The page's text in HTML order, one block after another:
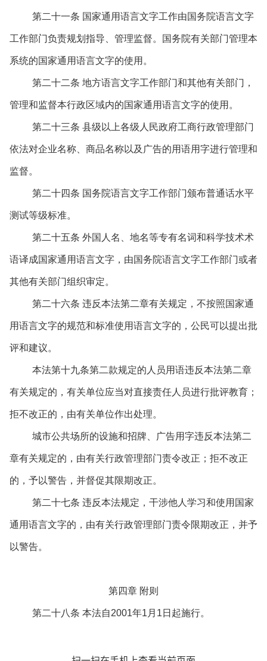
第二十一条 国家通用语言文字工作由国务院语言文字
工作部门负责规划指导、管理监督。国务院有关部门管理本
系统的国家通用语言文字的使用。
第二十二条 地方语言文字工作部门和其他有关部门，
管理和监督本行政区域内的国家通用语言文字的使用。
第二十三条 县级以上各级人民政府工商行政管理部门
依法对企业名称、商品名称以及广告的用语用字进行管理和
监督。
第二十四条 国务院语言文字工作部门颁布普通话水平
测试等级标准。
第二十五条 外国人名、地名等专有名词和科学技术术
语译成国家通用语言文字，由国务院语言文字工作部门或者
其他有关部门组织审定。
第二十六条 违反本法第二章有关规定，不按照国家通
用语言文字的规范和标准使用语言文字的，公民可以提出批
评和建议。
本法第十九条第二款规定的人员用语违反本法第二章
有关规定的，有关单位应当对直接责任人员进行批评教育；
拒不改正的，由有关单位作出处理。
城市公共场所的设施和招牌、广告用字违反本法第二
章有关规定的，由有关行政管理部门责令改正；拒不改正
的，予以警告，并督促其限期改正。
第二十七条 违反本法规定，干涉他人学习和使用国家
通用语言文字的，由有关行政管理部门责令限期改正，并予
以警告。
第四章 附则
第二十八条 本法自2001年1月1日起施行。